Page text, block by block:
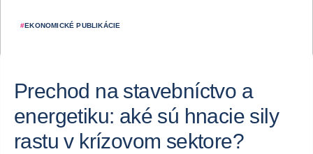
#EKONOMICKÉ PUBLIKÁCIE
Prechod na stavebníctvo a
energetiku: aké sú hnacie sily
rastu v krízovom sektore?